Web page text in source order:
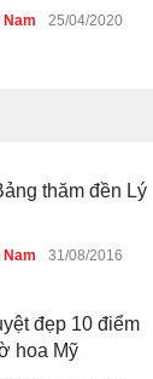
Nam 25/04/2020
gia
ăn đồng quê dân
Nam 25/04/2020
thăm đền Lý
Nam 31/08/2016
đẹp 10 điểm
hoa Mỹ